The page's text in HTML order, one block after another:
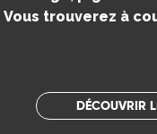
Vous trouverez à
DÉCOUVRIR